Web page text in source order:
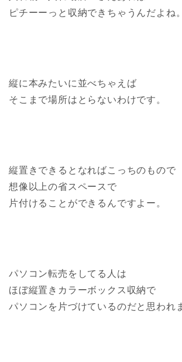
ピチーーっと収納できちゃうんだよね。
縦に本みたいに並べちゃえば
そこまで場所はとらないわけです。
縦置きできるとなればこっちのもので
想像以上の省スペースで
片付けることができるんですよー。
パソコン転売をしてる人は
ほぼ縦置きカラーボックス収納で
パソコンを片づけているのだと思われ